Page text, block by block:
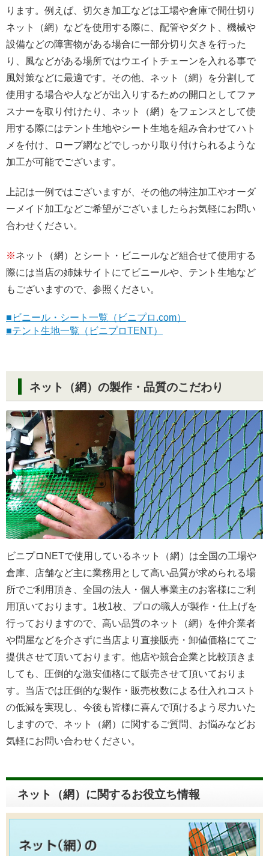
ります。例えば、切欠き加工などは工場や倉庫で間仕切り
ネット（網）などを使用する際に、配管やダクト、機械や
設備などの障害物がある場合に一部分切り欠きを行った
り、風などがある場所ではウエイトチェーンを入れる事で
風対策などに最適です。その他、ネット（網）を分割して
使用する場合や人などが出入りするための開口としてファ
スナーを取り付けたり、ネット（網）をフェンスとして使
用する際にはテント生地やシート生地を組み合わせてハト
メを付け、ロープ網などでしっかり取り付けられるような
加工が可能でございます。
上記は一例ではございますが、その他の特注加工やオーダ
ーメイド加工などご希望がございましたらお気軽にお問い
合わせください。
※ネット（網）とシート・ビニールなど組合せて使用する
際には当店の姉妹サイトにてビニールや、テント生地など
もございますので、参照ください。
■ビニール・シート一覧（ビニプロ.com）
■テント生地一覧（ビニプロTENT）
ネット（網）の製作・品質のこだわり
ビニプロNETで使用しているネット（網）は全国の工場や
倉庫、店舗など主に業務用として高い品質が求められる場
所でご利用頂き、全国の法人・個人事業主のお客様にご利
用頂いております。1枚1枚、プロの職人が製作・仕上げを
行っておりますので、高い品質のネット（網）を仲介業者
や問屋などを介さずに当店より直接販売・卸値価格にてご
提供させて頂いております。他店や競合企業と比較頂きま
しても、圧倒的な激安価格にて販売させて頂いておりま
す。当店では圧倒的な製作・販売枚数による仕入れコスト
の低減を実現し、今後も皆様に喜んで頂けるよう尽力いた
しますので、ネット（網）に関するご質問、お悩みなどお
気軽にお問い合わせください。
ネット（網）に関するお役立ち情報